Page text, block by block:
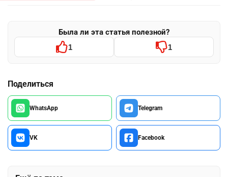
Была ли эта статья полезной?
1 1
Поделиться
WhatsApp Telegram
VK Facebook